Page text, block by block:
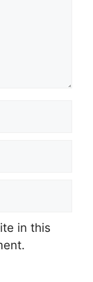
in this